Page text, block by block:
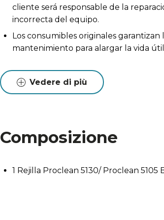
cliente será responsable de la
incorrecta del equipo.
Los consumibles originales
mantenimiento para alargar la vida
Vedere di più
Composizione
1 Rejilla Proclean 5130/ Proclean 5105